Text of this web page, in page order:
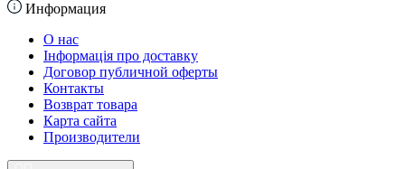
Информация
О нас
Інформація про доставку
Договор публичной оферты
Контакты
Возврат товара
Карта сайта
Производители